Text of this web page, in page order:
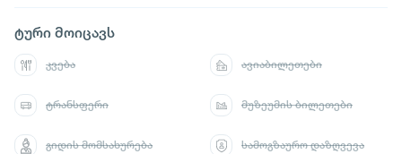
ტური მოიცავს
კვება ავიაბილეთები
ტრანსფერი მუზეუმის ბილეთები
გიდის მომსახურება სამოგზაურო დაზღვევა